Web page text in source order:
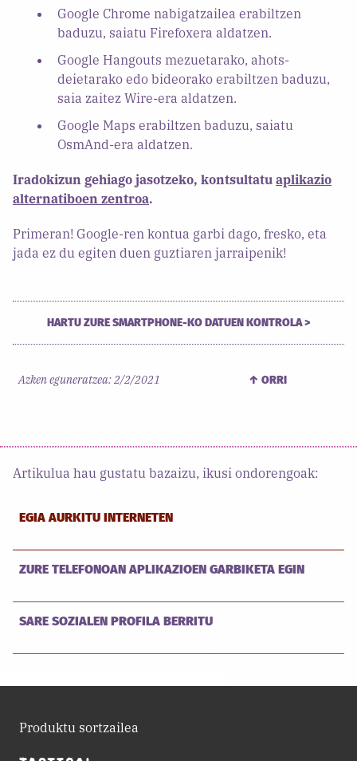
Google Chrome nabigatzailea erabiltzen
baduzu, saiatu Firefoxera aldatzen.
Google Hangouts mezuetarako, ahots-
deietarako edo bideorako erabiltzen baduzu,
saia zaitez Wire-era aldatzen.
Google Maps erabiltzen baduzu, saiatu
OsmAnd-era aldatzen.
Iradokizun gehiago jasotzeko, kontsultatu aplikazio
alternatiboen zentroa.
Primeran! Google-ren kontua garbi dago, fresko, eta
jada ez du egiten duen guztiaren jarraipenik!
HARTU ZURE SMARTPHONE-KO DATUEN KONTROLA >
Azken eguneratzea:2/2/2021 ↑ ORRI
Artikulua hau gustatu bazaizu, ikusi ondorengoak:
EGIA AURKITU INTERNETEN
ZURE TELEFONOAN APLIKAZIOEN GARBIKETA EGIN
SARE SOZIALEN PROFILA BERRITU
Produktu sortzailea